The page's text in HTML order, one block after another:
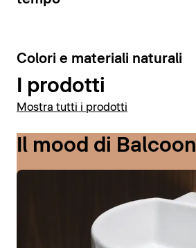
6
Colori e materiali naturali
I prodotti
Mostra tutti i prodotti
Il mood di Balcoon